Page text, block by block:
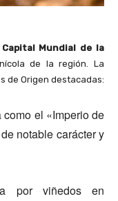
Capital Mundial de la
de la región. La
de Origen destacadas:
el «Imperio de
notable carácter y
por viñedos en